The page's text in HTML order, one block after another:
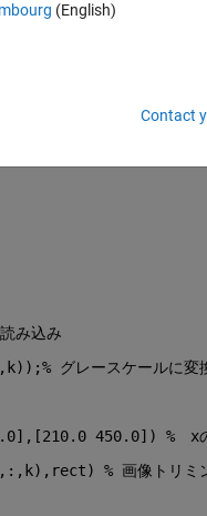
み込み
% グレースケールに変
450.0])
%　x
% 画像トリミ
(English)
Contact